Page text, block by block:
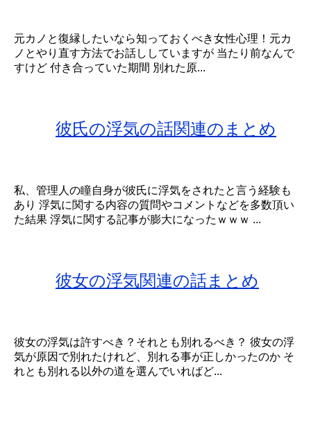
元カノと復縁したいなら知っておくべき女性心理！元カ
ノとやり直す方法でお話ししていますが 当たり前なんで
すけど 付き合っていた期間 別れた原...
彼氏の浮気の話関連のまとめ
私、管理人の瞳自身が彼氏に浮気をされたと言う経験も
あり 浮気に関する内容の質問やコメントなどを多数頂い
た結果 浮気に関する記事が膨大になったｗｗｗ ...
彼女の浮気関連の話まとめ
彼女の浮気は許すべき？それとも別れるべき？ 彼女の浮
気が原因で別れたけれど、別れる事が正しかったのか そ
れとも別れる以外の道を選んでいればど...